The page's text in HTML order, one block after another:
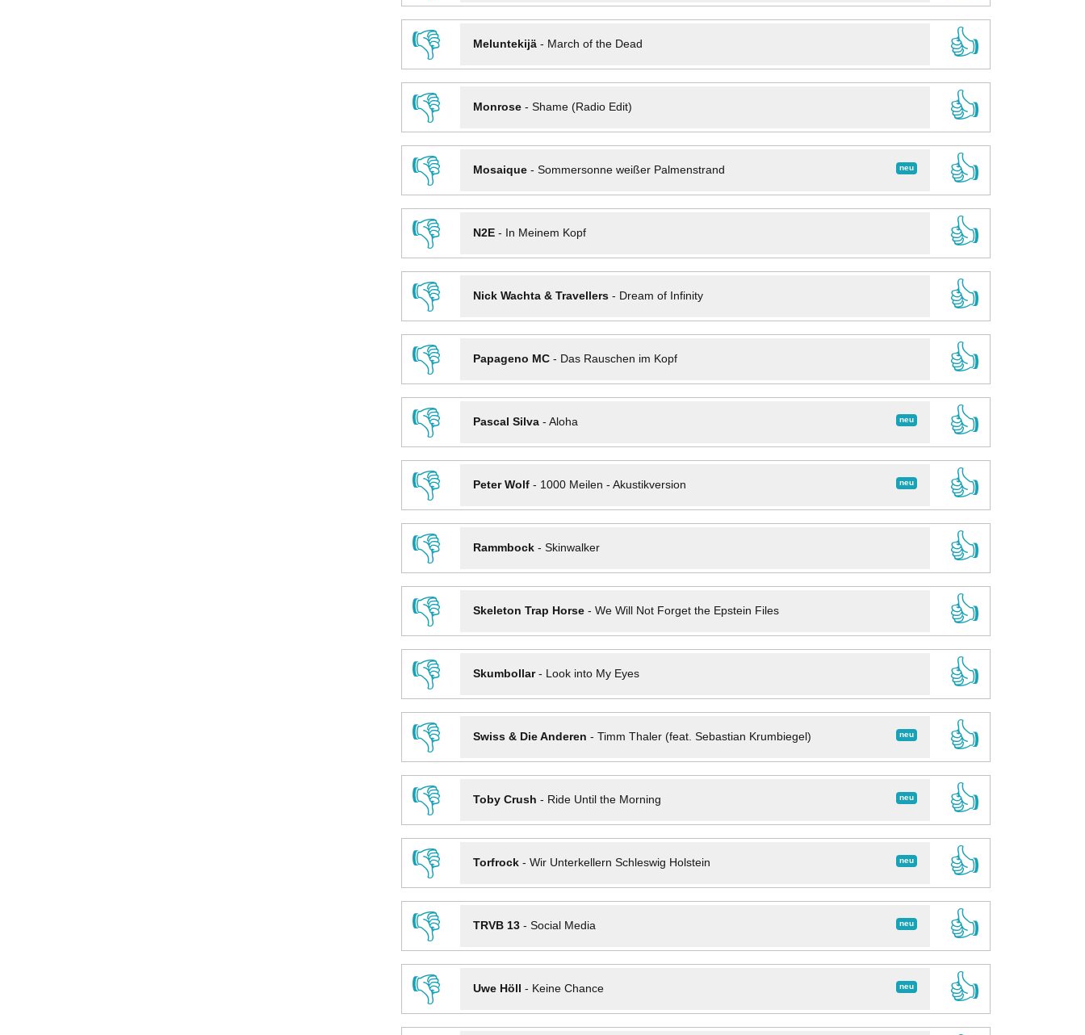
👎
Meluntekijä- March of the Dead
👍
👎
Monrose- Shame (Radio Edit)
👍
👎
neu
Mosaique- Sommersonne weißer Palmenstrand
👍
👎
N2E- In Meinem Kopf
👍
👎
Nick Wachta & Travellers- Dream of Infinity
👍
👎
Papageno MC- Das Rauschen im Kopf
👍
👎
neu
Pascal Silva- Aloha
👍
👎
neu
Peter Wolf- 1000 Meilen - Akustikversion
👍
👎
Rammbock- Skinwalker
👍
👎
Skeleton Trap Horse- We Will Not Forget the Epstein Files
👍
👎
Skumbollar- Look into My Eyes
👍
👎
neu
Swiss & Die Anderen - Timm Thaler (feat. Sebastian Krumbiegel)
👍
👎
neu
Toby Crush - Ride Until the Morning
👍
👎
neu
Torfrock- Wir Unterkellern Schleswig Holstein
👍
👎
neu
TRVB 13- Social Media
👍
👎
neu
Uwe Höll - Keine Chance
👍